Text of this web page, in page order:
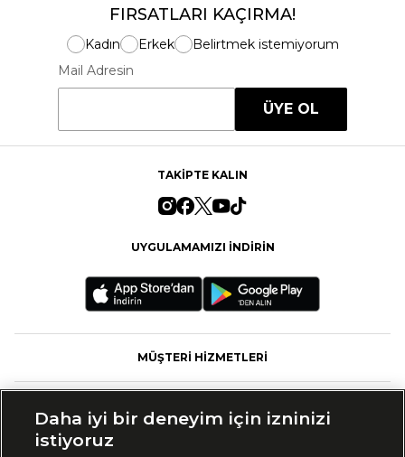
FIRSATLARI KAÇIRMA!
Kadın Erkek
Belirtmek istemiyorum
Mail Adresin
ÜYE OL
TAKİPTE KALIN
UYGULAMAMIZI İNDİRİN
MÜŞTERİ HİZMETLERİ
Daha iyi bir deneyim için izninizi
istiyoruz